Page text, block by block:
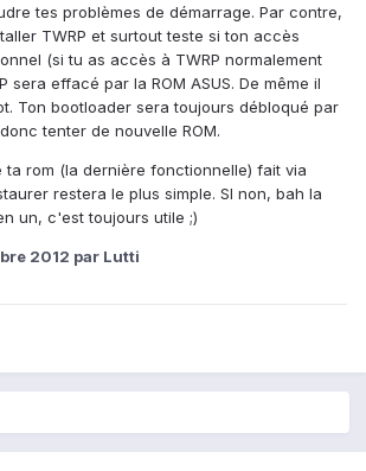
tes problèmes de démarrage. Par contre,
TWRP et surtout teste si ton accès
(si tu as accès à TWRP normalement
sera effacé par la ROM ASUS. De même il
Ton bootloader sera toujours débloqué par
tenter de nouvelle ROM.
rom (la dernière fonctionnelle) fait via
restera le plus simple. SI non, bah la
un, c'est toujours utile ;)
2012 par Lutti